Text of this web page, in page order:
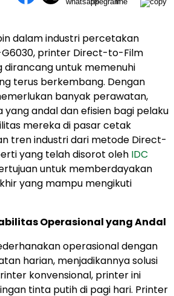
dalam industri percetakan
printer Direct-to-Film
dirancang untuk memenuhi
terus berkembang. Dengan
banyak perawatan,
andal dan efisien bagi pelaku
mereka di pasar cetak
tren industri dari metode Direct-
yang telah disorot oleh IDC
untuk memberdayakan
yang mampu mengikuti
Operasional yang Andal
operasional dengan
harian, menjadikannya solusi
konvensional, printer ini
tinta putih di pagi hari. Printer